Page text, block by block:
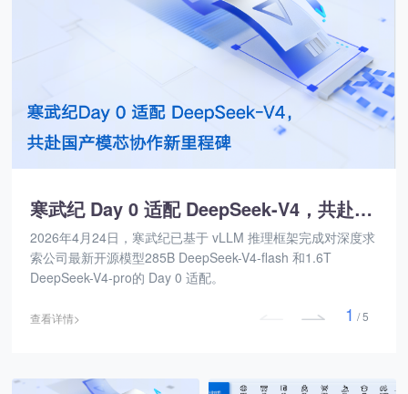
寒武纪 Day 0 适配 DeepSeek-V4，共赴国产模芯协作新里程碑
2026年4月24日，寒武纪已基于 vLLM 推理框架完成对深度求
索公司最新开源模型285B DeepSeek-V4-flash 和1.6T
DeepSeek-V4-pro的 Day 0 适配。
查看详情> 1 /5